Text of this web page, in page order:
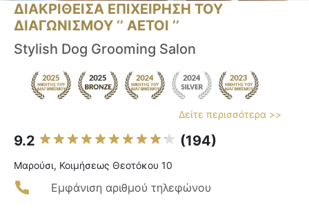
ΔΙΑΚΡΙΘΕΙΣΑ ΕΠΙΧΕΙΡΗΣΗ ΤΟΥ
ΔΙΑΓΩΝΙΣΜΟΥ ‘’ ΑΕΤΟΙ ‘’
Stylish Dog Grooming Salon
Δείτε περισσότερα >>
9.2 (194)
Μαρούσι, Κοιμήσεως Θεοτόκου 10
Εμφάνιση αριθμού τηλεφώνου